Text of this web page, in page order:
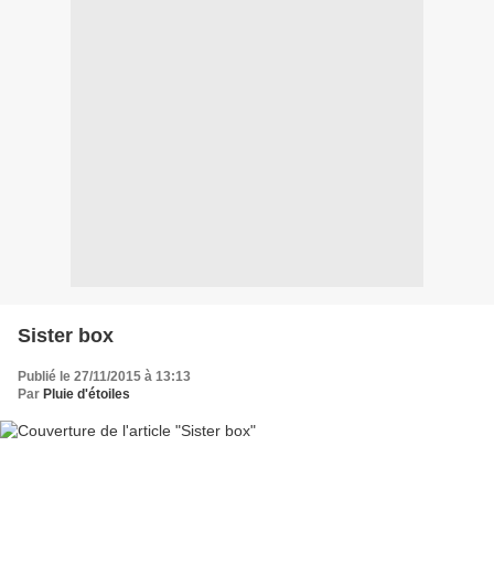
Sister box
Publié le 27/11/2015 à 13:13
Par Pluie d'étoiles